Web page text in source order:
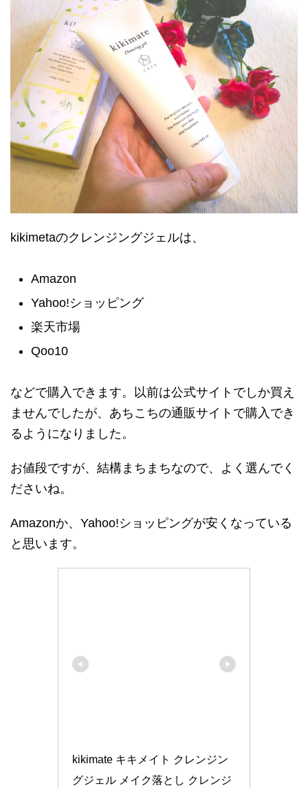
kikimetaのクレンジングジェルは、
Amazon
Yahoo!ショッピング
楽天市場
Qoo10
などで購入できます。以前は公式サイトでしか買え
ませんでしたが、あちこちの通販サイトで購入でき
るようになりました。
お値段ですが、結構まちまちなので、よく選んでく
ださいね。
Amazonか、Yahoo!ショッピングが安くなっている
と思います。
kikimate キキメイト クレンジン
グジェル メイク落とし クレンジ